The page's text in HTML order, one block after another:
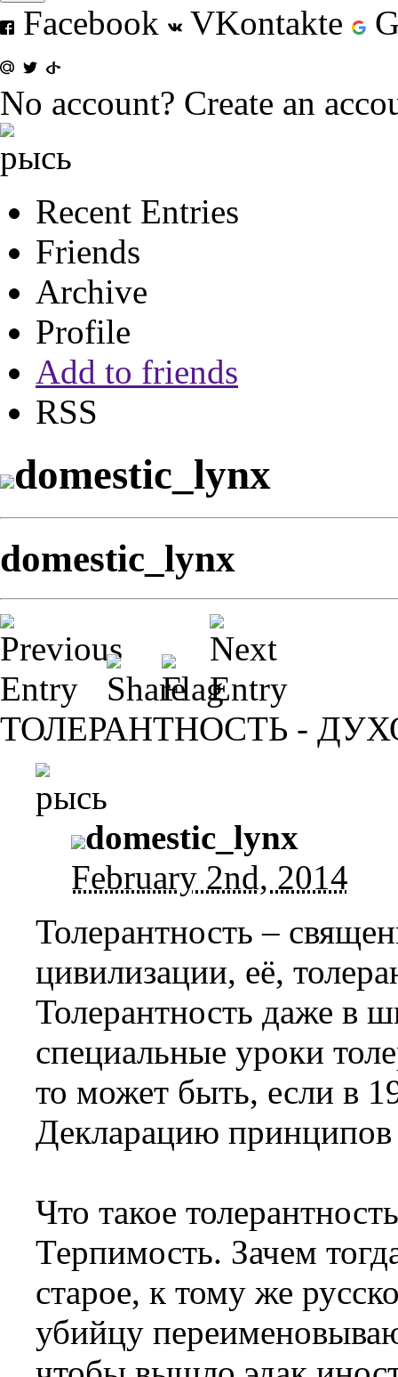
Facebook VKontakte
No account? Create an
Recent Entries
Friends
Archive
Profile
Add to friends
RSS
domestic_lynx
domestic_lynx
ТОЛЕРАНТНОСТЬ -
domestic_lynx
February 2nd, 2014
Толерантность –
цивилизации, её,
Толерантность даже в
специальные уроки
то может быть, если в
Декларацию принципов
Что такое
Терпимость. Зачем
старое, к тому же
убийцу